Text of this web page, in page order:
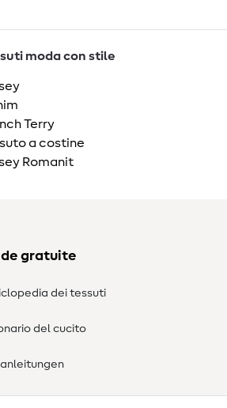
moda con stile
Terry
a costine
Romanit
gratuite
dei tessuti
del cucito